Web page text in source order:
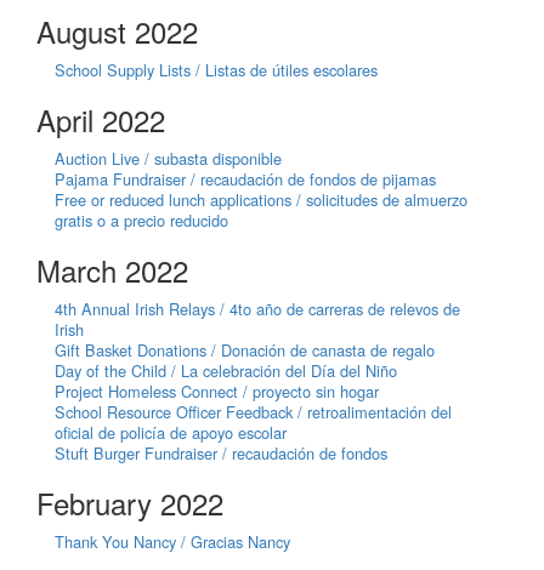
August 2022
School Supply Lists / Listas de útiles escolares
April 2022
Auction Live / subasta disponible
Pajama Fundraiser / recaudación de fondos de pijamas
Free or reduced lunch applications / solicitudes de almuerzo
gratis o a precio reducido
March 2022
4th Annual Irish Relays / 4to año de carreras de relevos de
Irish
Gift Basket Donations / Donación de canasta de regalo
Day of the Child / La celebración del Día del Niño
Project Homeless Connect / proyecto sin hogar
School Resource Officer Feedback / retroalimentación del
oficial de policía de apoyo escolar
Stuft Burger Fundraiser / recaudación de fondos
February 2022
Thank You Nancy / Gracias Nancy